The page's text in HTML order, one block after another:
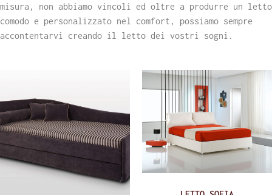
misura, non abbiamo vincoli ed oltre a produrre un letto
comodo e personalizzato nel comfort, possiamo sempre
accontentarvi creando il letto dei vostri sogni.